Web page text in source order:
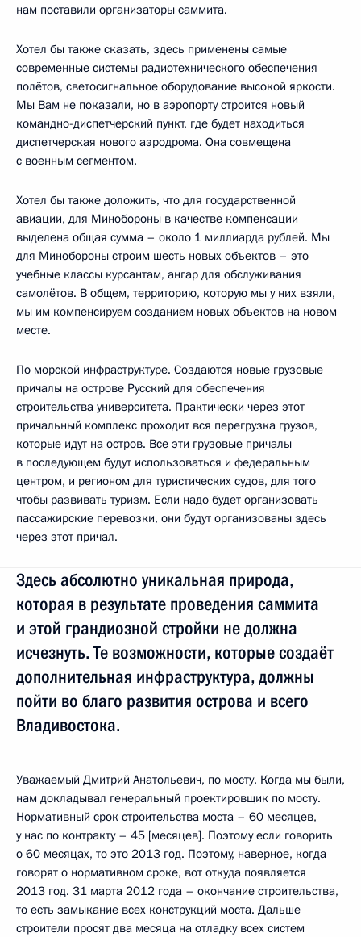
нам поставили организаторы саммита.
Хотел бы также сказать, здесь применены самые
современные системы радиотехнического обеспечения
полётов, светосигнальное оборудование высокой яркости.
Мы Вам не показали, но в аэропорту строится новый
командно-диспетчерский пункт, где будет находиться
диспетчерская нового аэродрома. Она совмещена
с военным сегментом.
Хотел бы также доложить, что для государственной
авиации, для Минобороны в качестве компенсации
выделена общая сумма – около 1 миллиарда рублей. Мы
для Минобороны строим шесть новых объектов – это
учебные классы курсантам, ангар для обслуживания
самолётов. В общем, территорию, которую мы у них взяли,
мы им компенсируем созданием новых объектов на новом
месте.
По морской инфраструктуре. Создаются новые грузовые
причалы на острове Русский для обеспечения
строительства университета. Практически через этот
причальный комплекс проходит вся перегрузка грузов,
которые идут на остров. Все эти грузовые причалы
в последующем будут использоваться и федеральным
центром, и регионом для туристических судов, для того
чтобы развивать туризм. Если надо будет организовать
пассажирские перевозки, они будут организованы здесь
через этот причал.
Здесь абсолютно уникальная природа,
которая в результате проведения саммита
и этой грандиозной стройки не должна
исчезнуть. Те возможности, которые создаёт
дополнительная инфраструктура, должны
пойти во благо развития острова и всего
Владивостока.
Уважаемый Дмитрий Анатольевич, по мосту. Когда мы были,
нам докладывал генеральный проектировщик по мосту.
Нормативный срок строительства моста – 60 месяцев,
у нас по контракту – 45 [месяцев]. Поэтому если говорить
о 60 месяцах, то это 2013 год. Поэтому, наверное, когда
говорят о нормативном сроке, вот откуда появляется
2013 год. 31 марта 2012 года – окончание строительства,
то есть замыкание всех конструкций моста. Дальше
строители просят два месяца на отладку всех систем